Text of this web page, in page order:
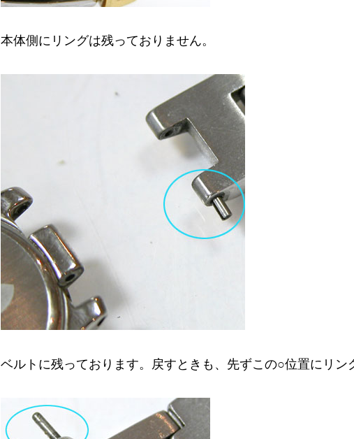
本体側にリングは残っておりません。
ベルトに残っております。戻すときも、先ずこの○位置にリン